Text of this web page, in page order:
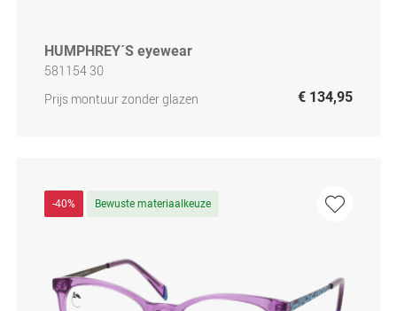
HUMPHREY´S eyewear
581154 30
Prijs montuur zonder glazen
€ 134,95
-40% Bewuste materiaalkeuze